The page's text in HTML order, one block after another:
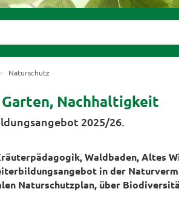
Naturschutz
Nachhaltigkeit
2025/26.
Waldbaden, Altes
in der
Naturschutzplan, über